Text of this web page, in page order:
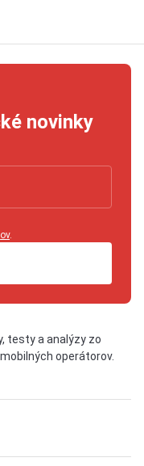
novinky
.
testy a analýzy zo
operátorov.